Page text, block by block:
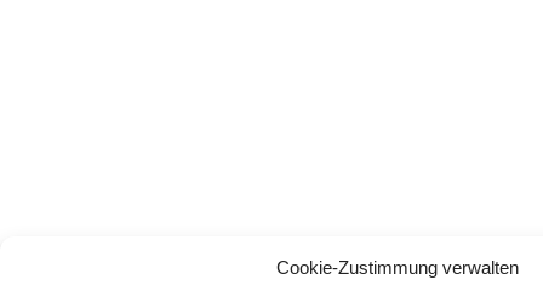
Cookie-Zustimmung verwalten